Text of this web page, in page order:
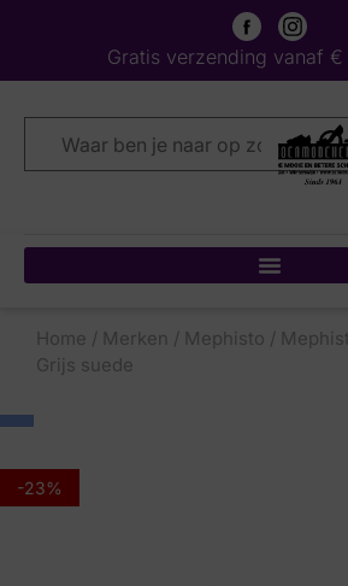
Gratis verzending vanaf €
Home / Merken / Mephisto /
Grijs suede
-23%